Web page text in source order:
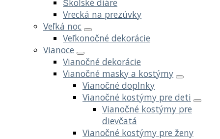
Vrecká na prezúvky
Veľká noc
Veľkonočné dekorácie
Vianoce
Vianočné dekorácie
Vianočné masky a kostýmy
Vianočné doplnky
Vianočné kostýmy pre deti
Vianočné kostýmy pre
dievčatá
Vianočné kostýmy pre ženy